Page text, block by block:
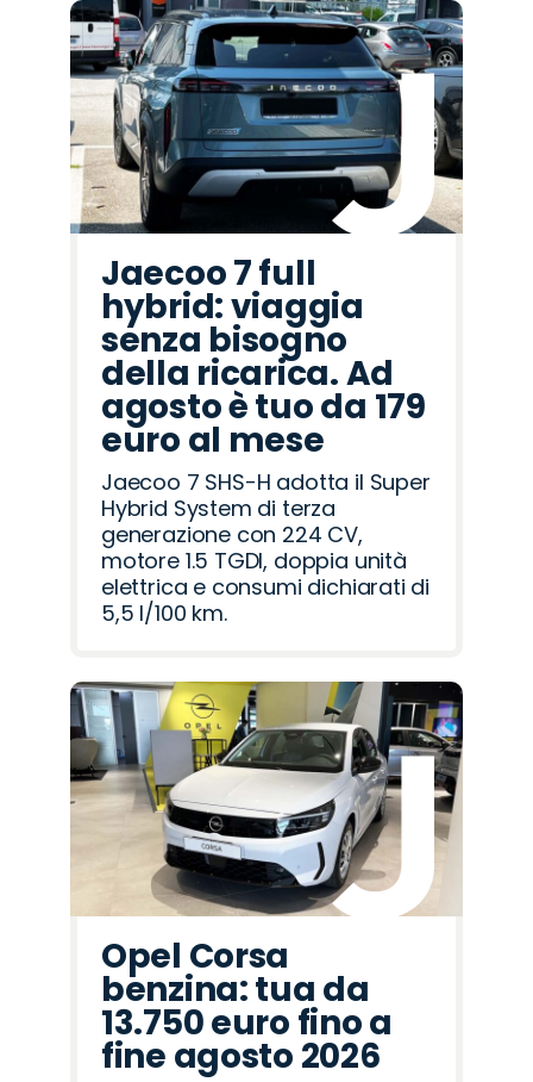
Promo
Opel
Promo
Seat
Promo
Hyundai
Promo
Abarth
Promo
Alfa
Romeo
Promo
Jaecoo
Promo
Lancia
Promo
Citroën
Promo
Fiat
Promo
Jeep
Promo
Omoda
Promo
Mazda
Promo
Peugeot
Promo
Cupra
Promo
Land
Rover
Jaecoo 7 full
hybrid: viaggia
senza bisogno
della ricarica. Ad
agosto è tuo da 179
euro al mese
Jaecoo 7 SHS-H adotta il Super
Hybrid System di terza
generazione con 224 CV,
motore 1.5 TGDI, doppia unità
elettrica e consumi dichiarati di
5,5 l/100 km.
Opel Corsa
benzina: tua da
13.750 euro fino a
fine agosto 2026